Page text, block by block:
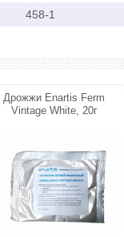
458-1
Дрожжи Enartis Ferm
Vintage White, 20г